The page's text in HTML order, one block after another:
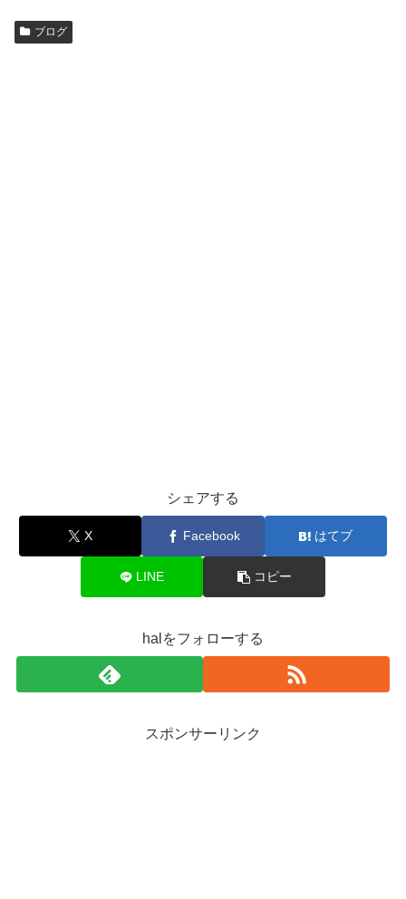
ブログ
シェアする
X Facebook はてブ
LINE コピー
halをフォローする
スポンサーリンク